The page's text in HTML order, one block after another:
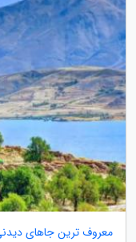
معروف ترین جاهای